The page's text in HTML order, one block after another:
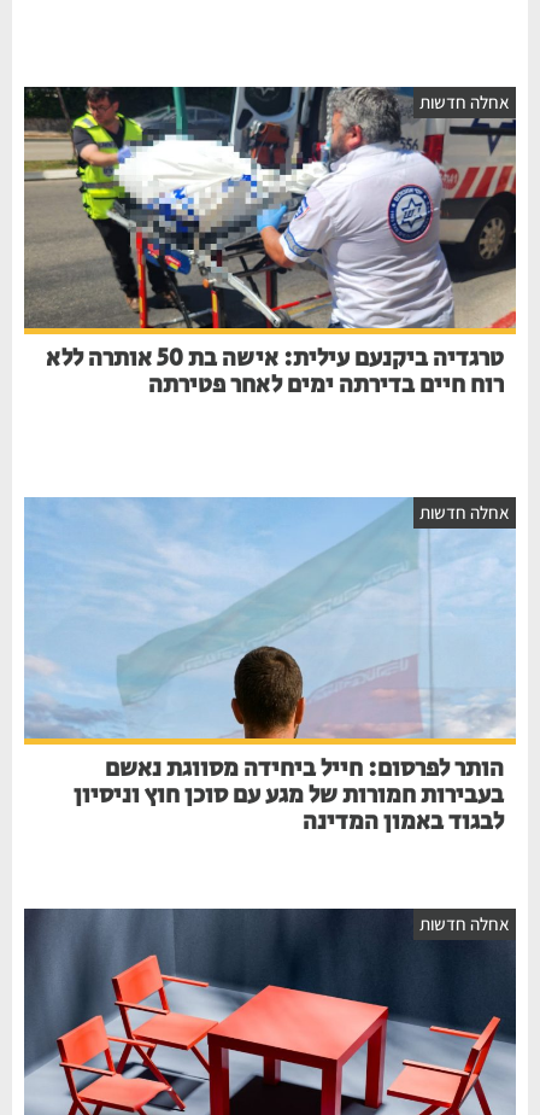
אחלה חדשות
טרגדיה ביקנעם עילית: אישה בת 50 אותרה ללא
רוח חיים בדירתה ימים לאחר פטירתה
אחלה חדשות
הותר לפרסום: חייל ביחידה מסווגת נאשם
בעבירות חמורות של מגע עם סוכן חוץ וניסיון
לבגוד באמון המדינה
אחלה חדשות